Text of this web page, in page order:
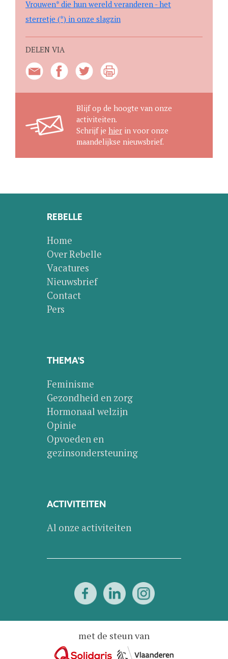
Vrouwen* die hun wereld veranderen - het
sterretje (*) in onze slagzin
DELEN VIA
Blijf op de hoogte van onze
activiteiten.
Schrijf je hier in voor onze
maandelijkse nieuwsbrief.
REBELLE
Home
Over Rebelle
Vacatures
Nieuwsbrief
Contact
Pers
THEMA'S
Feminisme
Gezondheid en zorg
Hormonaal welzijn
Opinie
Opvoeden en
gezinsondersteuning
ACTIVITEITEN
Al onze activiteiten
met de steun van